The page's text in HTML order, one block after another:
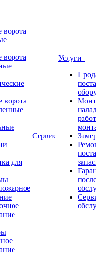
ворота
ворота
ворота
для
Сервис
Услуги